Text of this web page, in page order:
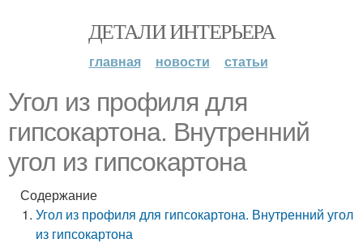
ДЕТАЛИ ИНТЕРЬЕРА
главная новости статьи
Угол из профиля для
гипсокартона. Внутренний
угол из гипсокартона
Содержание
Угол из профиля для гипсокартона. Внутренний угол
из гипсокартона